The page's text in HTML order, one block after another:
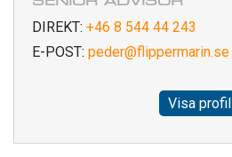
DIREKT: +46 8 544 44 243
E-POST: peder@flippermarin.se
Visa profil